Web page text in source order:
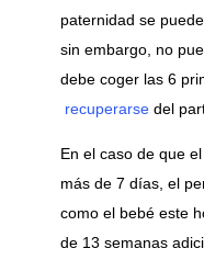
paternidad se
sin embargo, no
debe coger las 6
recuperarsedel
En el caso de que
más de 7 días, el
como el bebé este
de 13 semanas